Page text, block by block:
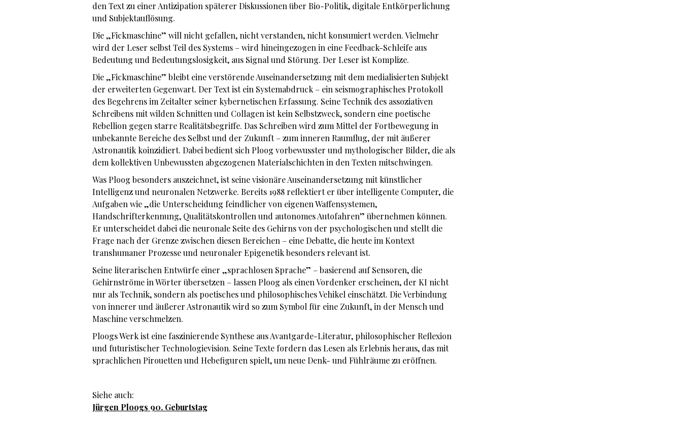
den Text zu einer Antizipation späterer Diskussionen über Bio-Politik, digitale Entkörperlichung
und Subjektauflösung.
Die „Fickmaschine” will nicht gefallen, nicht verstanden, nicht konsumiert werden. Vielmehr
wird der Leser selbst Teil des Systems – wird hineingezogen in eine Feedback-Schleife aus
Bedeutung und Bedeutungslosigkeit, aus Signal und Störung. Der Leser ist Komplize.
Die „Fickmaschine” bleibt eine verstörende Auseinandersetzung mit dem medialisierten Subjekt
der erweiterten Gegenwart. Der Text ist ein Systemabdruck – ein seismographisches Protokoll
des Begehrens im Zeitalter seiner kybernetischen Erfassung. Seine Technik des assoziativen
Schreibens mit wilden Schnitten und Collagen ist kein Selbstzweck, sondern eine poetische
Rebellion gegen starre Realitätsbegriffe. Das Schreiben wird zum Mittel der Fortbewegung in
unbekannte Bereiche des Selbst und der Zukunft – zum inneren Raumflug, der mit äußerer
Astronautik koinzidiert. Dabei bedient sich Ploog vorbewusster und mythologischer Bilder, die als
dem kollektiven Unbewussten abgezogenen Materialschichten in den Texten mitschwingen.
Was Ploog besonders auszeichnet, ist seine visionäre Auseinandersetzung mit künstlicher
Intelligenz und neuronalen Netzwerke. Bereits 1988 reflektiert er über intelligente Computer, die
Aufgaben wie „die Unterscheidung feindlicher von eigenen Waffensystemen,
Handschrifterkennung, Qualitätskontrollen und autonomes Autofahren” übernehmen können.
Er unterscheidet dabei die neuronale Seite des Gehirns von der psychologischen und stellt die
Frage nach der Grenze zwischen diesen Bereichen – eine Debatte, die heute im Kontext
transhumaner Prozesse und neuronaler Epigenetik besonders relevant ist.
Seine literarischen Entwürfe einer „sprachlosen Sprache” – basierend auf Sensoren, die
Gehirnströme in Wörter übersetzen – lassen Ploog als einen Vordenker erscheinen, der KI nicht
nur als Technik, sondern als poetisches und philosophisches Vehikel einschätzt. Die Verbindung
von innerer und äußerer Astronautik wird so zum Symbol für eine Zukunft, in der Mensch und
Maschine verschmelzen.
Ploogs Werk ist eine faszinierende Synthese aus Avantgarde-Literatur, philosophischer Reflexion
und futuristischer Technologievision. Seine Texte fordern das Lesen als Erlebnis heraus, das mit
sprachlichen Pirouetten und Hebefiguren spielt, um neue Denk- und Fühlräume zu eröffnen.
Siehe auch:
Jürgen Ploogs 90. Geburtstag